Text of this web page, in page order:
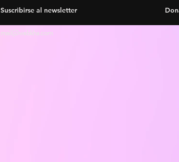
Suscribirse al newsletter
mail@webkha.com